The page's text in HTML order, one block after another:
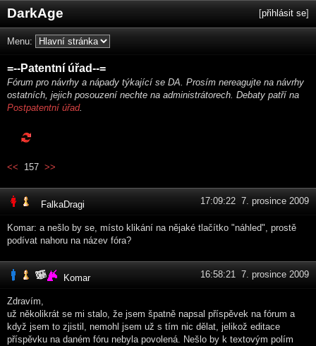
DarkAge [přihlásit se]
Menu:
=--Patentní úřad--=
Fórum pro návrhy a nápady týkající se DA. Prosím nereagujte na návrhy
ostatních, jejich posouzení nechte na administrátorech. Debaty patří na
Postpatentní úřad.
<< 157 >>
FalkaDragi 17:09:22 7. prosince 2009
Komar: a nešlo by se, místo klikání na nějaké tlačítko "náhled", prostě
podívat nahoru na název fóra?
Komar 16:58:21 7. prosince 2009
Zdravím,
už několikrát se mi stalo, že jsem špatně napsal příspěvek na fórum a
když jsem to zjistil, nemohl jsem už s tím nic dělat, jelikož editace
příspěvku na daném fóru nebyla povolená. Nešlo by k textovým polím